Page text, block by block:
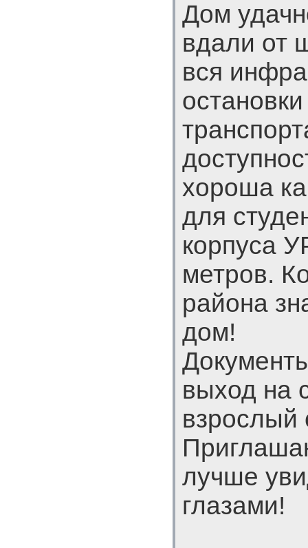
Дом
вдали от
вся
хороша
для
корпуса
метров.
района
дом!
выход на
взрослый
лучше
глазами!